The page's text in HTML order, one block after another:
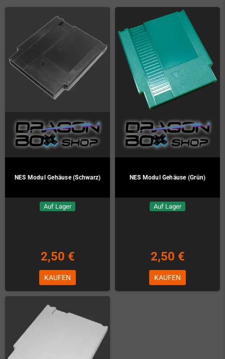
NES Modul Gehäuse (Schwarz)
Auf Lager
2,50 €
KAUFEN
NES Modul Gehäuse (Grün)
Auf Lager
2,50 €
KAUFEN